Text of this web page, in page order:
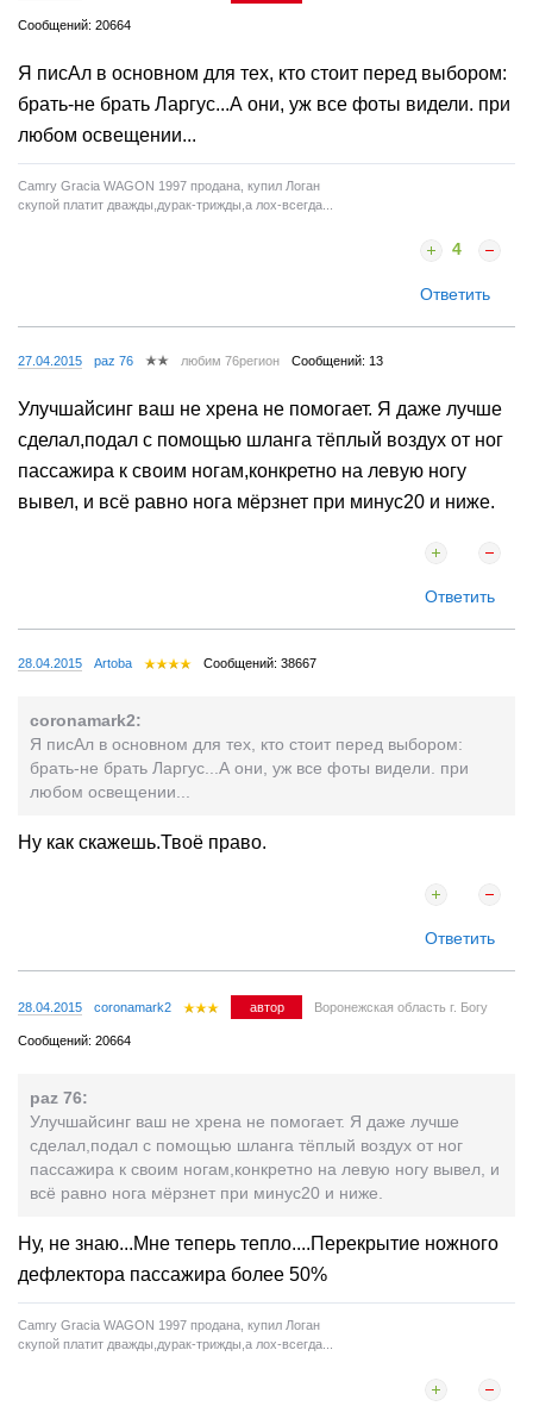
Сообщений: 20664
Я писАл в основном для тех, кто стоит перед выбором:
брать-не брать Ларгус...А они, уж все фоты видели. при
любом освещении...
Camry Gracia WAGON 1997 продана, купил Логан
скупой платит дважды,дурак-трижды,а лох-всегда...
4
Ответить
27.04.2015 paz 76 любим 76регион Сообщений: 13
Улучшайсинг ваш не хрена не помогает. Я даже лучше
сделал,подал с помощью шланга тёплый воздух от ног
пассажира к своим ногам,конкретно на левую ногу
вывел, и всё равно нога мёрзнет при минус20 и ниже.
Ответить
28.04.2015 Artoba Сообщений: 38667
coronamark2:
Я писАл в основном для тех, кто стоит перед выбором:
брать-не брать Ларгус...А они, уж все фоты видели. при
любом освещении...
Ну как скажешь.Твоё право.
Ответить
28.04.2015 coronamark2 автор Воронежская область г. Богу
Сообщений: 20664
paz 76:
Улучшайсинг ваш не хрена не помогает. Я даже лучше
сделал,подал с помощью шланга тёплый воздух от ног
пассажира к своим ногам,конкретно на левую ногу вывел, и
всё равно нога мёрзнет при минус20 и ниже.
Ну, не знаю...Мне теперь тепло....Перекрытие ножного
дефлектора пассажира более 50%
Camry Gracia WAGON 1997 продана, купил Логан
скупой платит дважды,дурак-трижды,а лох-всегда...